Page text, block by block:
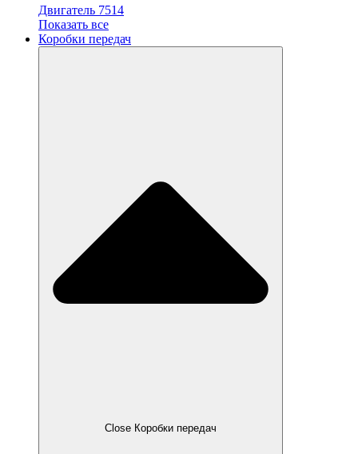
Двигатель 7514
Показать все
Коробки передач
Close Коробки передач